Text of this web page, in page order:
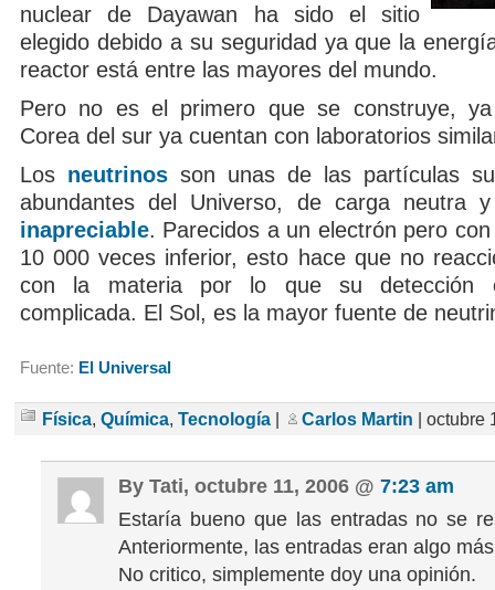
nuclear de Dayawan ha sido el sitio
elegido debido a su seguridad ya que la
reactor está entre las mayores del mundo.
Pero no es el primero que se construye,
Corea del sur ya cuentan con laboratorios
Los neutrinos son unas de las partículas
abundantes del Universo, de carga neutra
inapreciable. Parecidos a un electrón pero
10 000 veces inferior, esto hace que no
con la materia por lo que su detección
complicada. El Sol, es la mayor fuente de
Fuente: El Universal
Física, Química, Tecnología Carlos Martin | octubre
By Tati, octubre 11, 2006 @ 7:23 am
Estaría bueno que las entradas no se
Anteriormente, las entradas eran algo
No critico, simplemente doy una opinión.